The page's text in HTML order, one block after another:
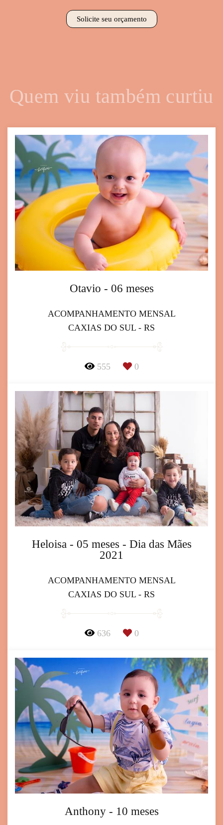
Solicite seu orçamento
Quem viu também curtiu
Otavio - 06 meses
ACOMPANHAMENTO MENSAL
CAXIAS DO SUL - RS
555 0
Heloisa - 05 meses - Dia das Mães
2021
ACOMPANHAMENTO MENSAL
CAXIAS DO SUL - RS
636 0
Anthony - 10 meses